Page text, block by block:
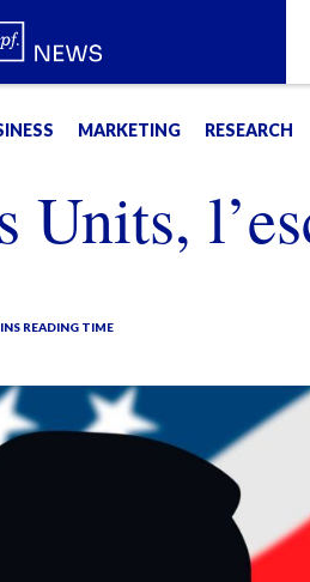
MARKETING RESEARCH
Units,
READING TIME